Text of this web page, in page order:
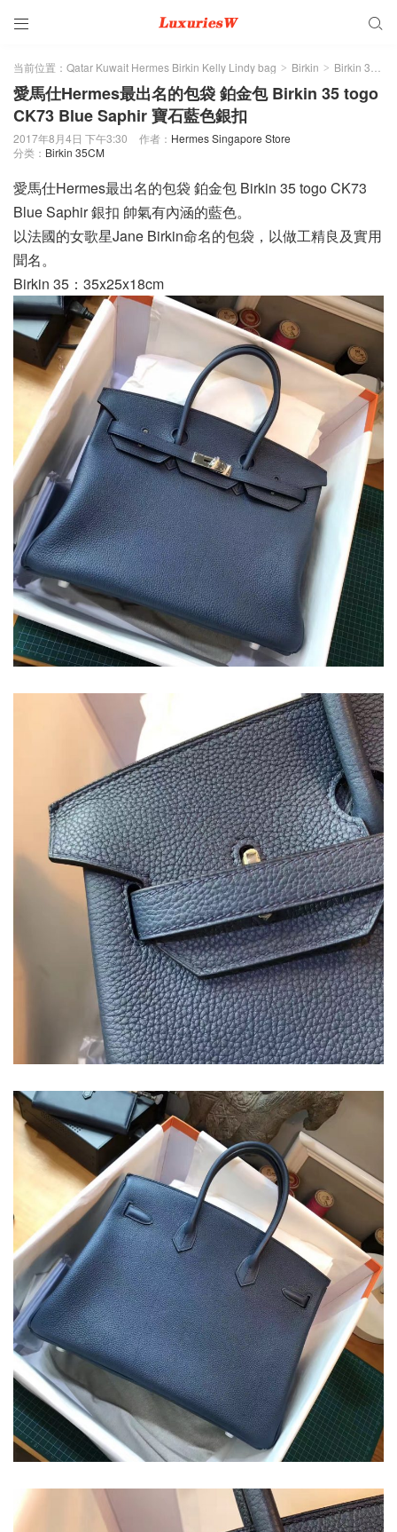
 
当前位置： Qatar Kuwait Hermes Birkin Kelly Lindy bag > Birkin > Birkin 35CM
愛馬仕Hermes最出名的包袋 鉑金包 Birkin 35 togo
CK73 Blue Saphir 寶石藍色銀扣
2017年8月4日 下午3:30 作者： Hermes Singapore Store
分类： Birkin 35CM
愛馬仕Hermes最出名的包袋 鉑金包 Birkin 35 togo CK73
Blue Saphir 銀扣 帥氣有內涵的藍色。
以法國的女歌星Jane Birkin命名的包袋，以做工精良及實用
聞名。
Birkin 35：35x25x18cm